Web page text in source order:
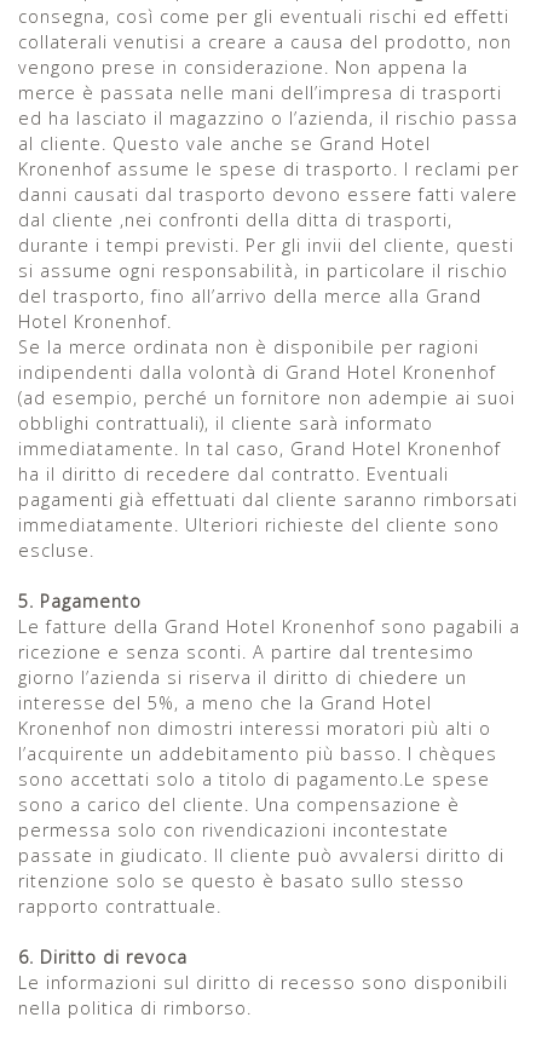
consegna, così come per gli eventuali rischi ed effetti
collaterali venutisi a creare a causa del prodotto, non
vengono prese in considerazione. Non appena la
merce è passata nelle mani dell’impresa di trasporti
ed ha lasciato il magazzino o l’azienda, il rischio passa
al cliente. Questo vale anche se Grand Hotel
Kronenhof assume le spese di trasporto. I reclami per
danni causati dal trasporto devono essere fatti valere
dal cliente ,nei confronti della ditta di trasporti,
durante i tempi previsti. Per gli invii del cliente, questi
si assume ogni responsabilità, in particolare il rischio
del trasporto, fino all’arrivo della merce alla Grand
Hotel Kronenhof.
Se la merce ordinata non è disponibile per ragioni
indipendenti dalla volontà di Grand Hotel Kronenhof
(ad esempio, perché un fornitore non adempie ai suoi
obblighi contrattuali), il cliente sarà informato
immediatamente. In tal caso, Grand Hotel Kronenhof
ha il diritto di recedere dal contratto. Eventuali
pagamenti già effettuati dal cliente saranno rimborsati
immediatamente. Ulteriori richieste del cliente sono
escluse.
5. Pagamento
Le fatture della Grand Hotel Kronenhof sono pagabili a
ricezione e senza sconti. A partire dal trentesimo
giorno l’azienda si riserva il diritto di chiedere un
interesse del 5%, a meno che la Grand Hotel
Kronenhof non dimostri interessi moratori più alti o
l’acquirente un addebitamento più basso. I chèques
sono accettati solo a titolo di pagamento.Le spese
sono a carico del cliente. Una compensazione è
permessa solo con rivendicazioni incontestate
passate in giudicato. Il cliente può avvalersi diritto di
ritenzione solo se questo è basato sullo stesso
rapporto contrattuale.
6. Diritto di revoca
Le informazioni sul diritto di recesso sono disponibili
nella politica di rimborso.